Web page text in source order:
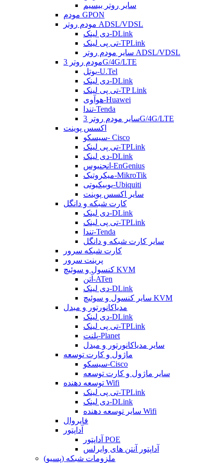
سایر روتر بیسیم
مودم GPON
مودم روتر ADSL/VDSL
دی لینک-DLink
تی پی لینک-TPLink
سایر مودم روتر ADSL/VDSL
مودم روتر 3G/4G/LTE
یوتل-U.Tel
دی لینک-DLink
تی پی لینک-TP Link
هوآوی-Huawei
تندا-Tenda
سایر مودم روتر 3G/4G/LTE
اکسس پوینت
سیسکو- Cisco
تی پی لینک-TPLink
دی لینک-DLink
انجنیوس-EnGenius
میکروتیک-MikroTik
یوبیکیوتی-Ubiquiti
سایر اکسس پوینت
کارت شبکه و دانگل
دی لینک-DLink
تی پی لینک-TPLink
تندا-Tenda
سایر کارت شبکه و دانگل
کارت شبکه سرور
پرینت سرور
کنسول و سوئیچ KVM
آتن-ATen
دی لینک-DLink
سایر کنسول و سوئیچ KVM
مدیاکانورتور و مبدل
دی لینک-DLink
تی پی لینک-TPLink
پلنت-Planet
سایر مدیاکانورتور و مبدل
ماژول و کارت توسعه
سیسکو-Cisco
سایر ماژول و کارت توسعه
توسعه دهنده Wifi
تی پی لینک-TPLink
دی لینک-DLink
سایر توسعه دهنده Wifi
فایروال
آداپتور
آداپتور POE
آداپتور آنتن های وایرلس
ملزومات شبکه (پسیو)